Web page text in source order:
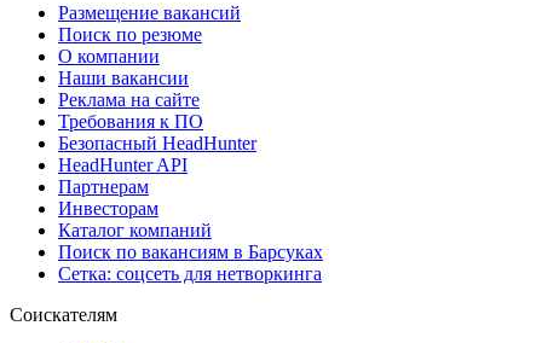
Размещение вакансий
Поиск по резюме
О компании
Наши вакансии
Реклама на сайте
Требования к ПО
Безопасный HeadHunter
HeadHunter API
Партнерам
Инвесторам
Каталог компаний
Поиск по вакансиям в Барсуках
Сетка: соцсеть для нетворкинга
Соискателям